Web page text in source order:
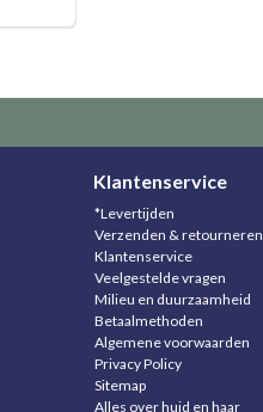
Klantenservice
*Levertijden
Verzenden & retourneren
Klantenservice
Veelgestelde vragen
Milieu en duurzaamheid
Betaalmethoden
Algemene voorwaarden
Privacy Policy
Sitemap
Alles over huid en haar